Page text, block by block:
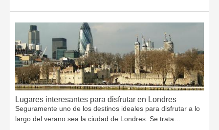
Lugares interesantes para disfrutar en Londres
Seguramente uno de los destinos ideales para disfrutar a lo
largo del verano sea la ciudad de Londres. Se trata…